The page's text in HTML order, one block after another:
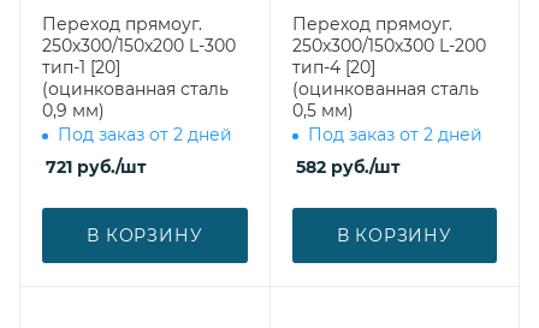
Переход прямоуг.
250х300/150х200 L-300
тип-1 [20]
(оцинкованная сталь
0,9 мм)
Под заказ от 2 дней
721 руб./шт
В КОРЗИНУ
Переход прямоуг.
250х300/150х300 L-200
тип-4 [20]
(оцинкованная сталь
0,5 мм)
Под заказ от 2 дней
582руб./шт
В КОРЗИНУ